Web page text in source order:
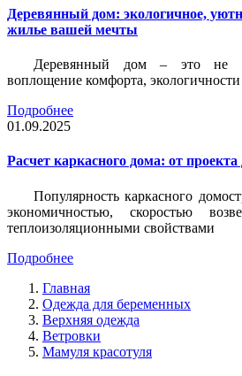
Деревянный дом: экологичное,
жилье вашей мечты
Деревянный дом – это не
воплощение комфорта,
Подробнее
01.09.2025
Расчет каркасного дома: от
Популярность каркасного
экономичностью, скоростью
теплоизоляционными свойствами
Подробнее
Главная
Одежда для беременных
Верхняя одежда
Ветровки
Мамуля красотуля